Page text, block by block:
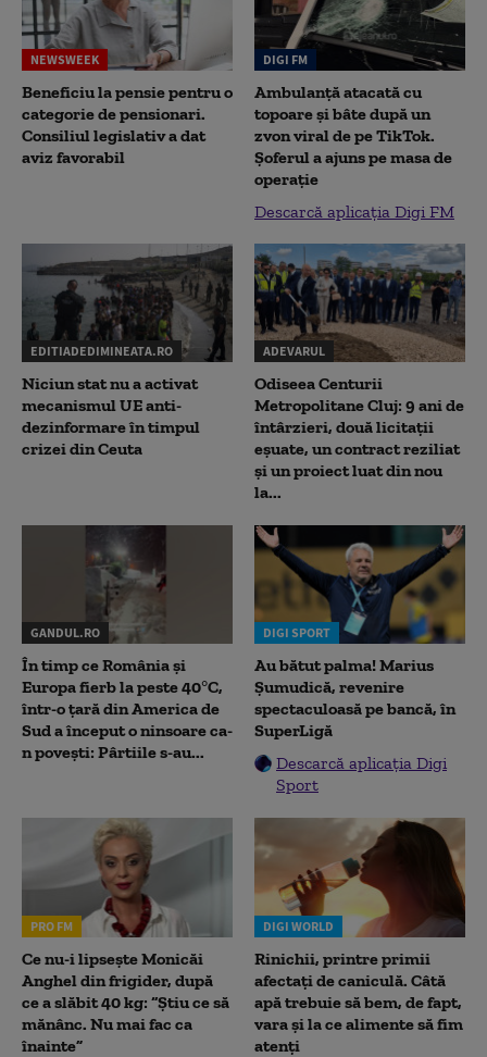
NEWSWEEK
Beneficiu la pensie pentru o
categorie de pensionari.
Consiliul legislativ a dat
aviz favorabil
DIGI FM
Ambulanță atacată cu
topoare și bâte după un
zvon viral de pe TikTok.
Șoferul a ajuns pe masa de
operație
Descarcă aplicația Digi FM
EDITIADEDIMINEATA.RO
Niciun stat nu a activat
mecanismul UE anti-
dezinformare în timpul
crizei din Ceuta
ADEVARUL
Odiseea Centurii
Metropolitane Cluj: 9 ani de
întârzieri, două licitații
eșuate, un contract reziliat
și un proiect luat din nou
la...
GANDUL.RO
În timp ce România și
Europa fierb la peste 40°C,
într-o țară din America de
Sud a început o ninsoare ca-
n povești: Pârtiile s-au...
DIGI SPORT
Au bătut palma! Marius
Șumudică, revenire
spectaculoasă pe bancă, în
SuperLigă
Descarcă aplicația Digi
Sport
PRO FM
Ce nu-i lipsește Monicăi
Anghel din frigider, după
ce a slăbit 40 kg: “Știu ce să
mănânc. Nu mai fac ca
înainte”
DIGI WORLD
Rinichii, printre primii
afectați de caniculă. Câtă
apă trebuie să bem, de fapt,
vara și la ce alimente să fim
atenți